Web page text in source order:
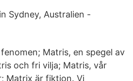
Sydney, Australien -
Matris, en spegel av
och fri vilja; Matris, vår
Matrix är fiktion. Vi